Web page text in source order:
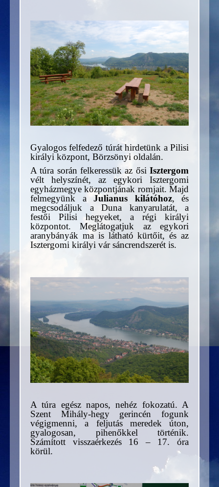
Gyalogos felfedező túrát hirdetünk a Pilisi
királyi központ, Börzsönyi oldalán.
A túra során felkeressük az ősi Isztergom
vélt helyszínét, az egykori Isztergomi
egyházmegye központjának romjait. Majd
felmegyünk a Julianus kilátóhoz, és
megcsodáljuk a Duna kanyarulatát, a
festői Pilisi hegyeket, a régi királyi
központot. Meglátogatjuk az egykori
aranybányák ma is látható kürtőit, és az
Isztergomi királyi vár sáncrendszerét is.
A túra egész napos, nehéz fokozatú. A
Szent Mihály-hegy gerincén fogunk
végigmenni, a feljutás meredek úton,
gyalogosan, pihenőkkel történik.
Számított visszaérkezés 16 – 17. óra
körül.